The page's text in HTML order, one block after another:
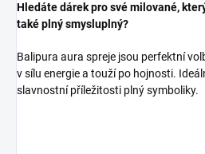
Hledáte dárek pro své milované,
také plný smysluplný?
Balipura aura spreje jsou perfektní
v sílu energie a touží po hojnosti.
slavnostní příležitosti plný symboliky.